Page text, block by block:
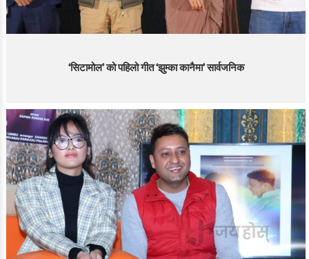
‘सिटामोल’ को पहिलो गीत ‘झुम्का कानैमा’ सार्वजनिक